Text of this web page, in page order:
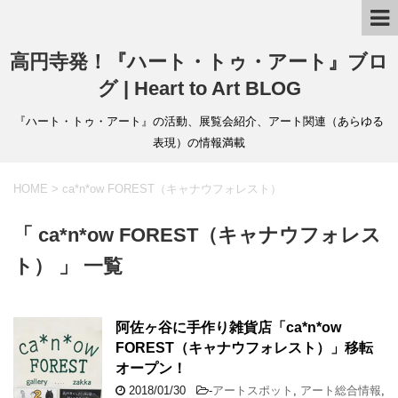
高円寺発！『ハート・トゥ・アート』ブロ
グ | Heart to Art BLOG
『ハート・トゥ・アート』の活動、展覧会紹介、アート関連（あらゆる
表現）の情報満載
HOME > ca*n*ow FOREST（キャナウフォレスト）
「 ca*n*ow FOREST（キャナウフォレス
ト） 」 一覧
阿佐ヶ谷に手作り雑貨店「ca*n*ow
FOREST（キャナウフォレスト）」移転
オープン！
2018/01/30 -アートスポット アート総合情報